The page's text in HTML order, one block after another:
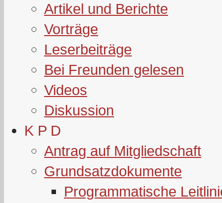
Artikel und Berichte
Vorträge
Leserbeiträge
Bei Freunden gelesen
Videos
Diskussion
K P D
Antrag auf Mitgliedschaft
Grundsatzdokumente
Programmatische